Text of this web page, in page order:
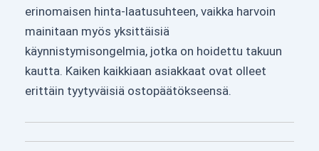
erinomaisen hinta-laatusuhteen, vaikka harvoin
mainitaan myös yksittäisiä
käynnistymisongelmia, jotka on hoidettu takuun
kautta. Kaiken kaikkiaan asiakkaat ovat olleet
erittäin tyytyväisiä ostopäätökseensä.